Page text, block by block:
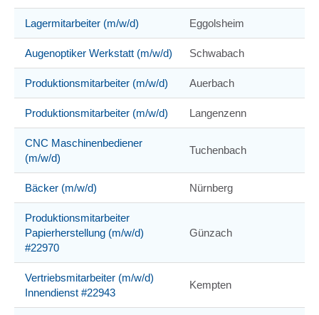
Lagermitarbeiter (m/w/d) Eggolsheim
Augenoptiker Werkstatt (m/w/d) Schwabach
Produktionsmitarbeiter (m/w/d) Auerbach
Produktionsmitarbeiter (m/w/d) Langenzenn
CNC Maschinenbediener
(m/w/d)
Tuchenbach
Bäcker (m/w/d) Nürnberg
Produktionsmitarbeiter
Papierherstellung (m/w/d)
#22970
Günzach
Vertriebsmitarbeiter (m/w/d)
Innendienst #22943
Kempten